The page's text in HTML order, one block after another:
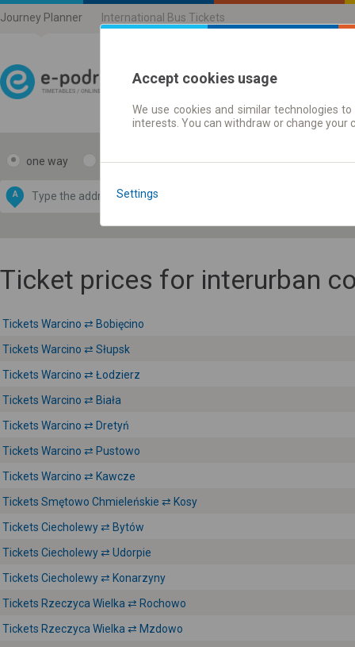
Journey Planner International Bus Tickets
Journey planner |
one way return
A
by
OpenStreetMap
Ticket prices for interurban
Tickets Warcino ⇄ Bobięcino
Tickets Warcino ⇄ Słupsk
Tickets Warcino ⇄ Łodzierz
Tickets Warcino ⇄ Biała
Tickets Warcino ⇄ Dretyń
Tickets Warcino ⇄ Pustowo
Tickets Warcino ⇄ Kawcze
Tickets Smętowo Chmieleńskie ⇄ Kosy
Tickets Ciecholewy ⇄ Bytów
Tickets Ciecholewy ⇄ Udorpie
Tickets Ciecholewy ⇄ Konarzyny
Tickets Rzeczyca Wielka ⇄ Rochowo
Tickets Rzeczyca Wielka ⇄ Mzdowo
Accept cookies usage
We use cookies and similar technologies
interests. You can withdraw or change
Settings